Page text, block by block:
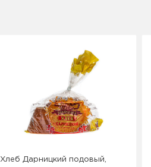
Хлеб Дарницкий подовый,